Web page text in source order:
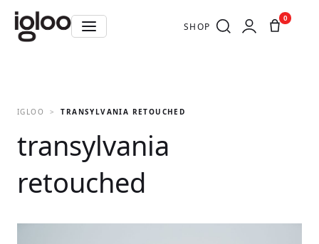
SHOP
0
IGLOO TRANSYLVANIA RETOUCHED
transylvania
retouched